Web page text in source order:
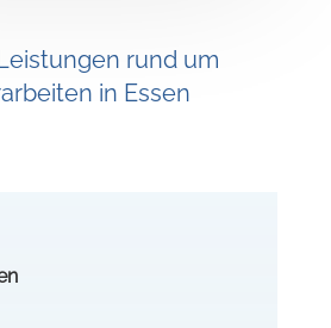
rund um
in Essen